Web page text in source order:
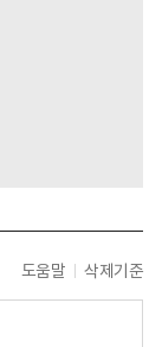
도움말 삭제기준